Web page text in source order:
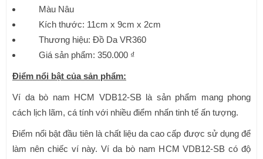
Màu Nâu
Kích thước: 11cm x 9cm x 2cm
Thương hiệu: Đồ Da VR360
Giá sản phẩm: 350.000 ₫
Điểm nổi bật của sản phẩm:
Ví da bò nam HCM VDB12-SB là sản phẩm mang phong
cách lịch lãm, cá tính với nhiều điểm nhấn tinh tế ấn tượng.
Điểm nổi bật đầu tiên là chất liệu da cao cấp được sử dụng để
làm nên chiếc ví này. Ví da bò nam HCM VDB12-SB có độ